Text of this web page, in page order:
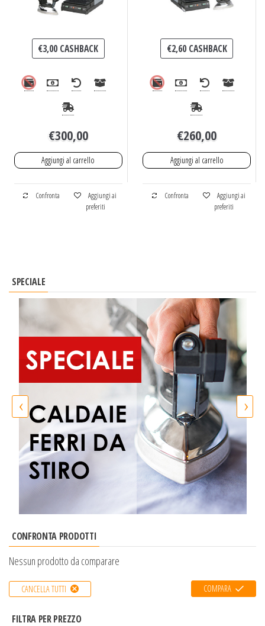
€3,00 CASHBACK
€300,00
Aggiungi al carrello
Confronta
Aggiungi ai
preferiti
€2,60CASHBACK
€260,00
Aggiungi al carrello
Confronta
Aggiungi ai
preferiti
SPECIALE
‹ ›
CONFRONTA PRODOTTI
Nessun prodotto da comparare
CANCELLA TUTTI COMPARA
FILTRA PER PREZZO